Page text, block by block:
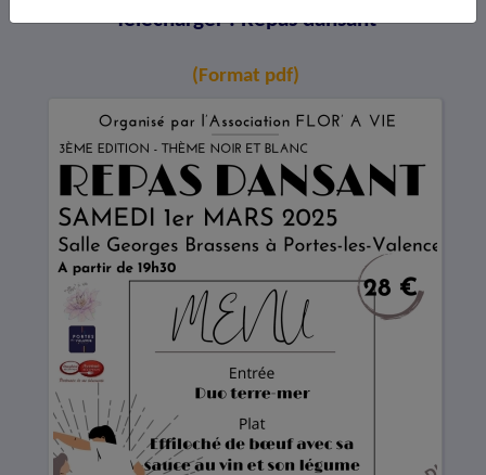
Télécharger : Repas dansant
(Format pdf)